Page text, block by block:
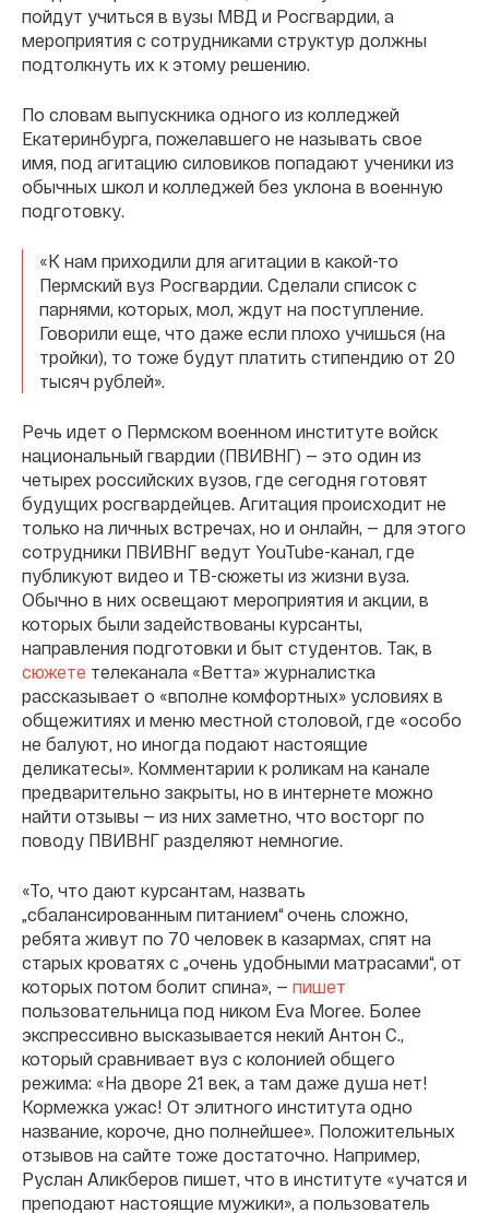
пойдут учиться в вузы МВД и Росгвардии, а
мероприятия с сотрудниками структур должны
подтолкнуть их к этому решению.
По словам выпускника одного из колледжей
Екатеринбурга, пожелавшего не называть свое
имя, под агитацию силовиков попадают ученики из
обычных школ и колледжей без уклона в военную
подготовку.
«К нам приходили для агитации в какой-то
Пермский вуз Росгвардии. Сделали список с
парнями, которых, мол, ждут на поступление.
Говорили еще, что даже если плохо учишься (на
тройки), то тоже будут платить стипендию от 20
тысяч рублей».
Речь идет о Пермском военном институте войск
национальный гвардии (ПВИВНГ) — это один из
четырех российских вузов, где сегодня готовят
будущих росгвардейцев. Агитация происходит не
только на личных встречах, но и онлайн, — для этого
сотрудники ПВИВНГ ведут YouTube-канал, где
публикуют видео и ТВ-сюжеты из жизни вуза.
Обычно в них освещают мероприятия и акции, в
которых были задействованы курсанты,
направления подготовки и быт студентов. Так, в
сюжете телеканала «Ветта» журналистка
рассказывает о «вполне комфортных» условиях в
общежитиях и меню местной столовой, где «особо
не балуют, но иногда подают настоящие
деликатесы». Комментарии к роликам на канале
предварительно закрыты, но в интернете можно
найти отзывы — из них заметно, что восторг по
поводу ПВИВНГ разделяют немногие.
«То, что дают курсантам, назвать
„сбалансированным питанием“ очень сложно,
ребята живут по 70 человек в казармах, спят на
старых кроватях с „очень удобными матрасами“, от
которых потом болит спина», — пишет
пользовательница под ником Eva Moree. Более
экспрессивно высказывается некий Антон С.,
который сравнивает вуз с колонией общего
режима: «На дворе 21 век, а там даже душа нет!
Кормежка ужас! От элитного института одно
название, короче, дно полнейшее». Положительных
отзывов на сайте тоже достаточно. Например,
Руслан Аликберов пишет, что в институте «учатся и
преподают настоящие мужики», а пользователь